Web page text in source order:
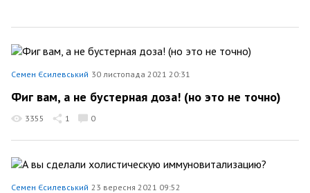
Семен Єсилевський 30 листопада 2021 20:31
Фиг вам, а не бустерная доза! (но это не точно)
3355 1 0
Семен Єсилевський 23 вересня 2021 09:52